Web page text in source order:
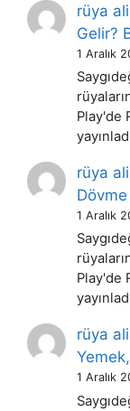
rüya
Gelir?
1 Aralık
Play'de
rüya
1 Aralık
Play'de
rüya
1 Aralık